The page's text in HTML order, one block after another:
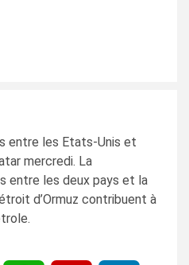
entre les Etats-Unis et
mercredi. La
entre les deux pays et la
d’Ormuz contribuent à